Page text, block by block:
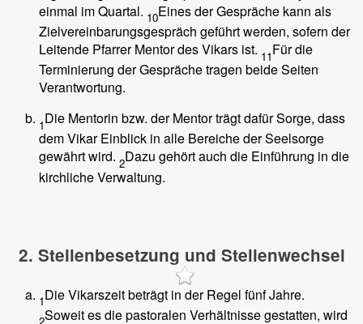
einmal im Quartal. 10Eines der Gespräche kann als
Zielvereinbarungsgespräch geführt werden, sofern der
Leitende Pfarrer Mentor des Vikars ist. 11Für die
Terminierung der Gespräche tragen beide Seiten
Verantwortung.
1Die Mentorin bzw. der Mentor trägt dafür Sorge, dass
dem Vikar Einblick in alle Bereiche der Seelsorge
gewährt wird. 2Dazu gehört auch die Einführung in die
kirchliche Verwaltung.
2. Stellenbesetzung und Stellenwechsel
1Die Vikarszeit beträgt in der Regel fünf Jahre.
Soweit es die pastoralen Verhältnisse gestatten, wird